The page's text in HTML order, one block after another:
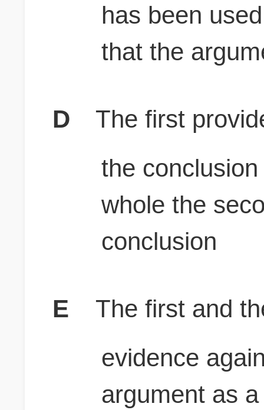
has been
that the
D
The first
the
whole the
conclusion
E
The first and
evidence
argument as